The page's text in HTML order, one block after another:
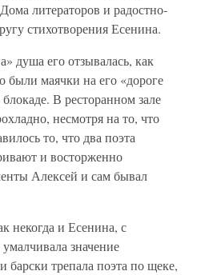
литераторов и радостно-
стихотворения Есенина.
душа его отзывалась, как
маячки на его «дороге
В ресторанном зале
несмотря на то, что
то, что два поэта
и восторженно
Алексей и сам бывал
некогда и Есенина, с
значение
барски трепала поэта по щеке,